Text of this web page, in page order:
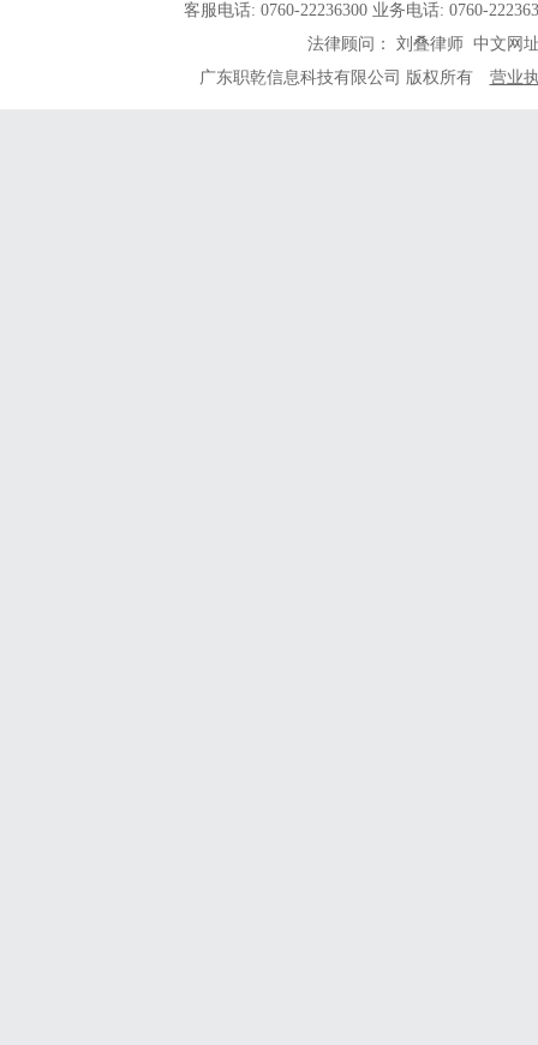
客服电话: 0760-22236300 业务电话: 0760-
法律顾问： 刘叠律师 中文网
广东职乾信息科技有限公司 版权所有
营业